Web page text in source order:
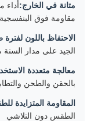
متانة في الخارج:أداء
مقاومة فوق
الاحتفاظ باللون
الجيد على مدار السنة مع
معالجة متعددة
بالحقن والطحن
المقاومة المتزايدة
الطقس دون التلاشي